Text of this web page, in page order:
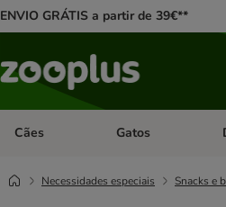
ENVIO GRÁTIS a partir de 39€**
Cães Abrir menu de
Gatos
Necessidades especiais Snacks e